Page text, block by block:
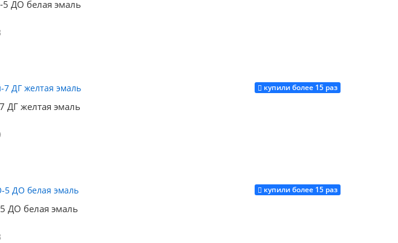
5 ДО белая эмаль
Купить
купили более 15 раз
ДГ желтая эмаль
Купить
купили более 15 раз
ДО белая эмаль